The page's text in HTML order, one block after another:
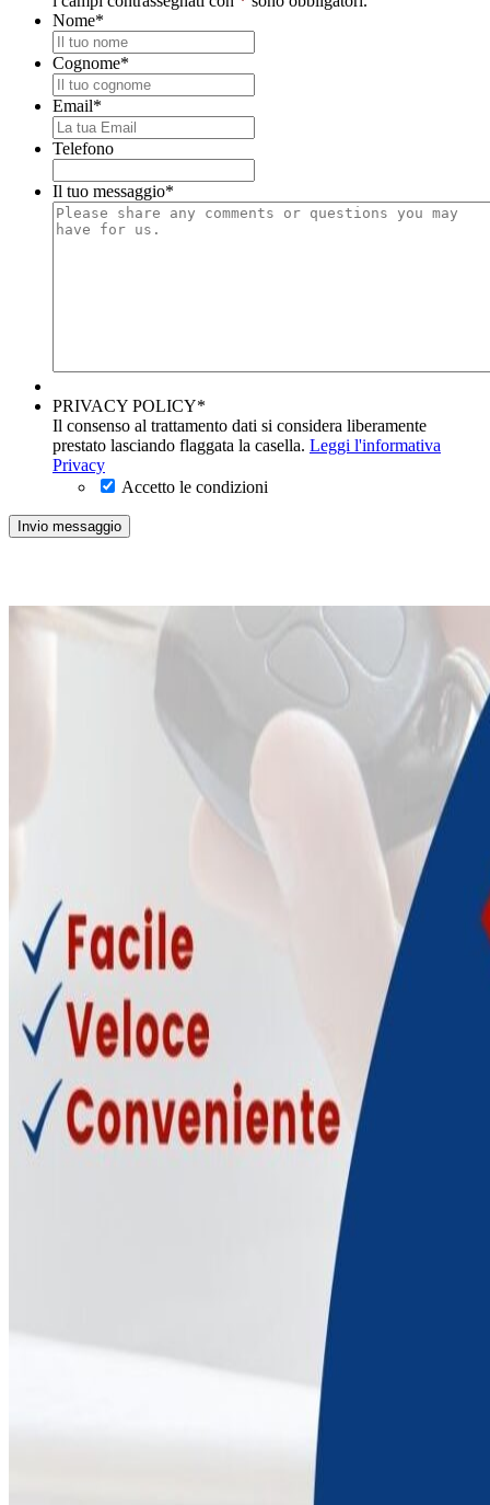
Nome*
Cognome*
Email*
Telefono
Il tuo messaggio*
PRIVACY POLICY*
Il consenso al trattamento dati si considera liberamente
prestato lasciando flaggata la casella. Leggi l'informativa
Privacy
Accetto le condizioni
Invio messaggio